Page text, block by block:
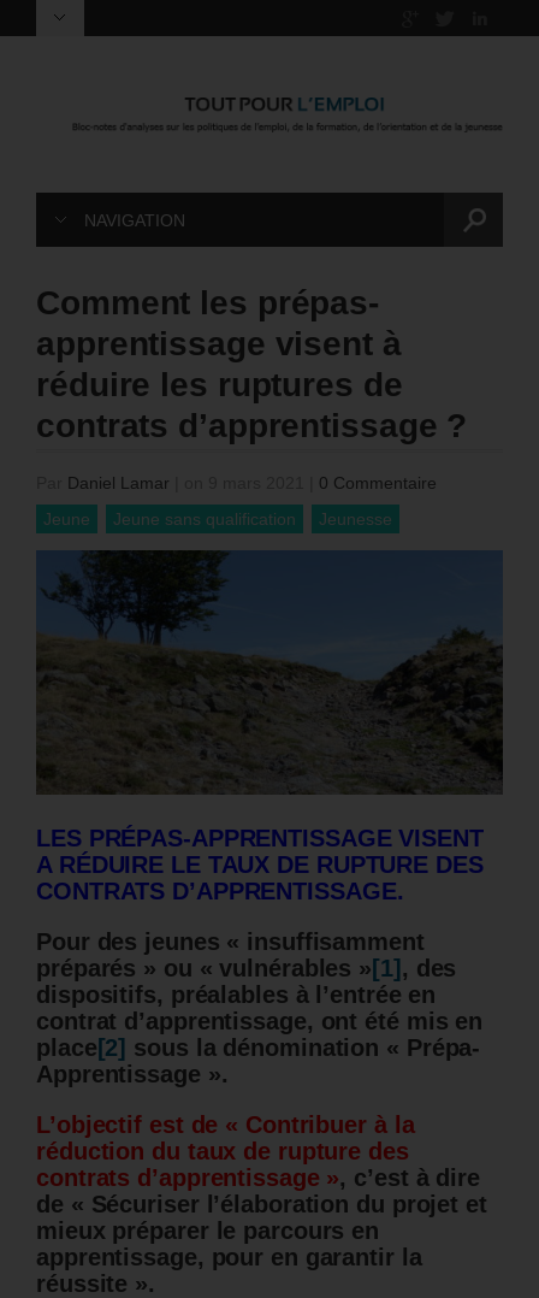
NAVIGATION
Comment les prépas-
apprentissage visent à
réduire les ruptures de
contrats d’apprentissage ?
Daniel Lamar
0 Commentaire
Jeune
Jeune sans qualification Jeunesse
LES PRÉPAS-APPRENTISSAGE VISENT
A RÉDUIRE LE TAUX DE RUPTURE DES
CONTRATS D’APPRENTISSAGE.
Pour des jeunes « insuffisamment
préparés » ou « vulnérables » [1] , des
dispositifs, préalables à l’entrée en
contrat d’apprentissage, ont été mis en
place [2] sous la dénomination « Prépa-
Apprentissage ».
L’objectif est de « Contribuer à la
réduction du taux de rupture des
contrats d’apprentissage », c’est à dire
de « Sécuriser l’élaboration du projet et
mieux préparer le parcours en
apprentissage, pour en garantir la
réussite ».